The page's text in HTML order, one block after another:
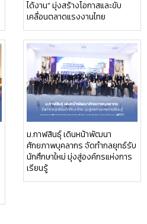
ได้งาน” มุ่งสร้างโอกาสและขับ
เคลื่อนตลาดแรงงานไทย
ม.กาฬสินธุ์ เดินหน้าพัฒนา
ศักยภาพบุคลากร จัดทำกลยุทธ์รับ
นักศึกษาใหม่ มุ่งสู่องค์กรแห่งการ
เรียนรู้